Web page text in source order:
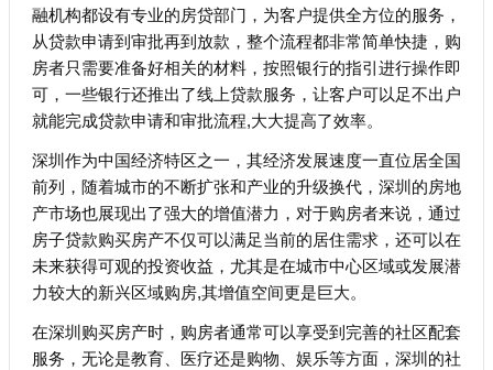
融机构都设有专业的房贷部门，为客户提供全方位的服务，
从贷款申请到审批再到放款，整个流程都非常简单快捷，购
房者只需要准备好相关的材料，按照银行的指引进行操作即
可，一些银行还推出了线上贷款服务，让客户可以足不出户
就能完成贷款申请和审批流程,大大提高了效率。
深圳作为中国经济特区之一，其经济发展速度一直位居全国
前列，随着城市的不断扩张和产业的升级换代，深圳的房地
产市场也展现出了强大的增值潜力，对于购房者来说，通过
房子贷款购买房产不仅可以满足当前的居住需求，还可以在
未来获得可观的投资收益，尤其是在城市中心区域或发展潜
力较大的新兴区域购房,其增值空间更是巨大。
在深圳购买房产时，购房者通常可以享受到完善的社区配套
服务，无论是教育、医疗还是购物、娱乐等方面，深圳的社